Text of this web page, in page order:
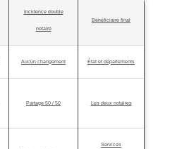
Incidence double
notaire
Bénéficiaire final
Aucun changement État et départements
Partage 50 / 50 Les deux notaires
Services